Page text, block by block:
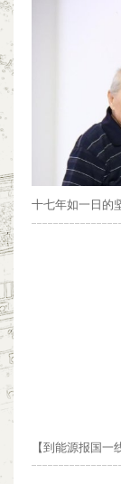
十七年如一日的
【到能源报国